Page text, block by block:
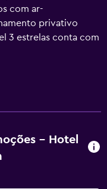
com ar-
privativo
3 estrelas conta com
bagagem. A
horas, um serviço
THE BONLON
um restaurante que
- Hotel